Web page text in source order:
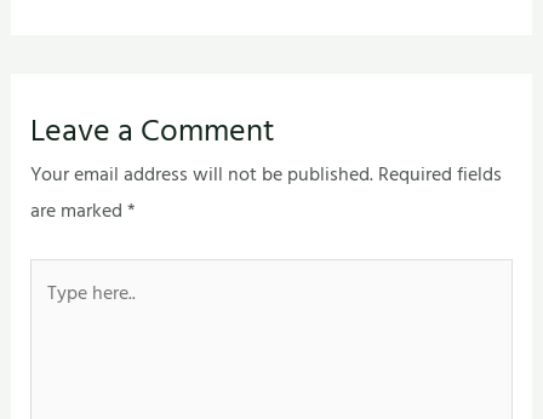
Leave a Comment
Your email address will not be published.Required fields
are marked*
here..